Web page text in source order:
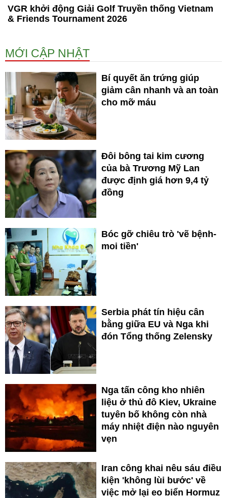
VGR khởi động Giải Golf Truyền thống Vietnam
& Friends Tournament 2026
MỚI CẬP NHẬT
Bí quyết ăn trứng giúp
giảm cân nhanh và an toàn
cho mỡ máu
Đôi bông tai kim cương
của bà Trương Mỹ Lan
được định giá hơn 9,4 tỷ
đồng
Bóc gỡ chiêu trò 'vẽ bệnh-
moi tiền'
Serbia phát tín hiệu cân
bằng giữa EU và Nga khi
đón Tổng thống Zelensky
Nga tấn công kho nhiên
liệu ở thủ đô Kiev, Ukraine
tuyên bố không còn nhà
máy nhiệt điện nào nguyên
vẹn
Iran công khai nêu sáu điều
kiện 'không lùi bước' về
việc mở lại eo biển Hormuz